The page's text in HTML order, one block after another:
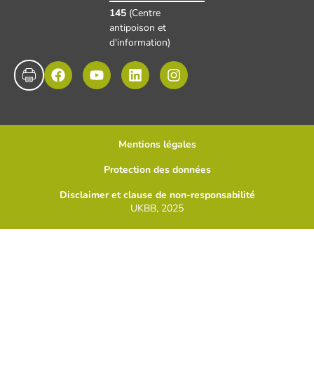
145 (Centre
antipoison et
d'information)
UKBB, 2025
Mentions légales
Protection des données
Disclaimer et clause de non-responsabilité